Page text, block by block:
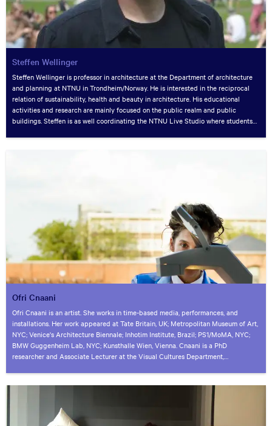
Steffen Wellinger
Steffen Wellinger is professor in architecture at the Department of architecture
and planning at NTNU in Trondheim/Norway. He is interested in the reciprocal
relation of sustainability, health and beauty in architecture. His educational
activities and research are mainly focused on the public realm and public
buildings. Steffen is as well coordinating the NTNU Live Studio where students
Ofri Cnaani
Ofri Cnaani is an artist. She works in time-based media, performances, and
installations. Her work appeared at Tate Britain, UK; Metropolitan Museum of Art,
NYC; Venice's Architecture Biennale; Inhotim Institute, Brazil; PS1/MoMA, NYC;
BMW Guggenheim Lab, NYC; Kunsthalle Wien, Vienna. Cnaani is a PhD
researcher and Associate Lecturer at the Visual Cultures Department,